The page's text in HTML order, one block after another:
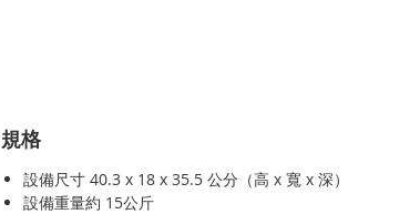
規格
設備尺寸 40.3 x 18 x 35.5 公分（高 x 寬 x 深）
設備重量約 15公斤